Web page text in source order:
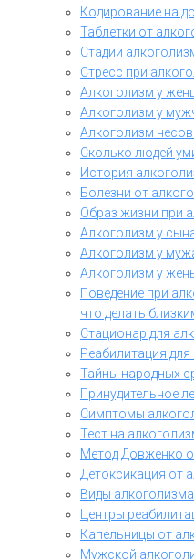
Кодирование на
Таблетки от
Стадии
Стресс при
Алкоголизм у
Алкоголизм у
Алкоголизм
Сколько людей
История
Болезни от
Образ жизни при
Алкоголизм у
Алкоголизм у
Алкоголизм у
Поведение при
что делать
Стационар для
Реабилитация
Тайны народных
Принудительное
Симптомы
Тест на
Метод Довженко
Детоксикация от
Виды алкоголизма
Центры
Капельницы от
Мужской